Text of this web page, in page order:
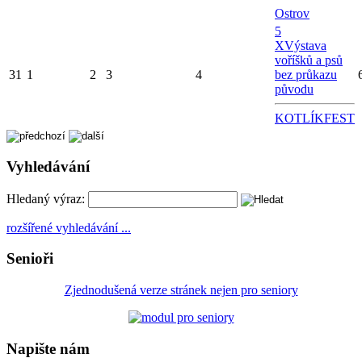
Ostrov
31 1 2 3 4
5
XVýstava
voříšků a psů
bez průkazu
původu
KOTLÍKFEST
Vyhledávání
Hledaný výraz:
rozšířené vyhledávání ...
Senioři
Zjednodušená verze stránek nejen pro seniory
Napište nám